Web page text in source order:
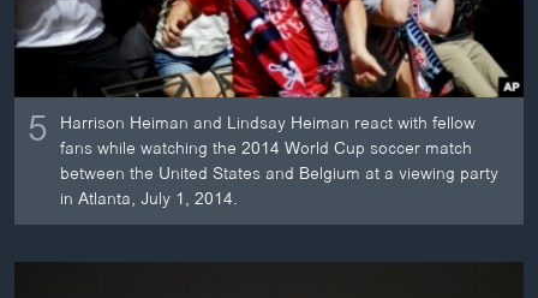
ທຸລະກິດ
ພາສາອັງກິດ
ວີດີໂອ
ສຽງ
ລາຍການກະຈາຍສຽງ
ລາຍງານ
ຕິດຕາມພວກເຮົາ ທີ່
5 Harrison Heiman and Lindsay Heiman react with fellow
fans while watching the 2014 World Cup soccer match
between the United States and Belgium at a viewing party
in Atlanta, July 1, 2014.